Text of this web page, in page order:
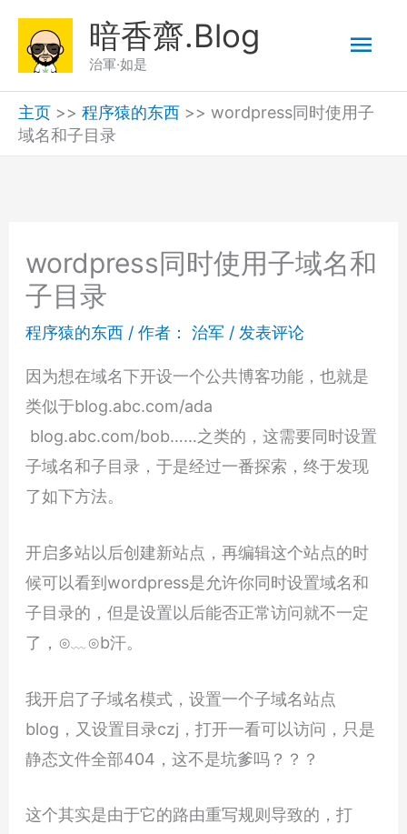
暗香齋.Blog
治軍·如是
主
菜
主页 >> 程序猿的东西 >> wordpress同时使用子
域名和子目录
wordpress同时使用子域名和
子目录
程序猿的东西/ 作者： 治军 / 发表评论
因为想在域名下开设一个公共博客功能，也就是
类似于blog.abc.com/ada
blog.abc.com/bob……之类的，这需要同时设置
子域名和子目录，于是经过一番探索，终于发现
了如下方法。
开启多站以后创建新站点，再编辑这个站点的时
候可以看到wordpress是允许你同时设置域名和
子目录的，但是设置以后能否正常访问就不一定
了，⊙﹏⊙b汗。
我开启了子域名模式，设置一个子域名站点
blog，又设置目录czj，打开一看可以访问，只是
静态文件全部404，这不是坑爹吗？？？
这个其实是由于它的路由重写规则导致的，打